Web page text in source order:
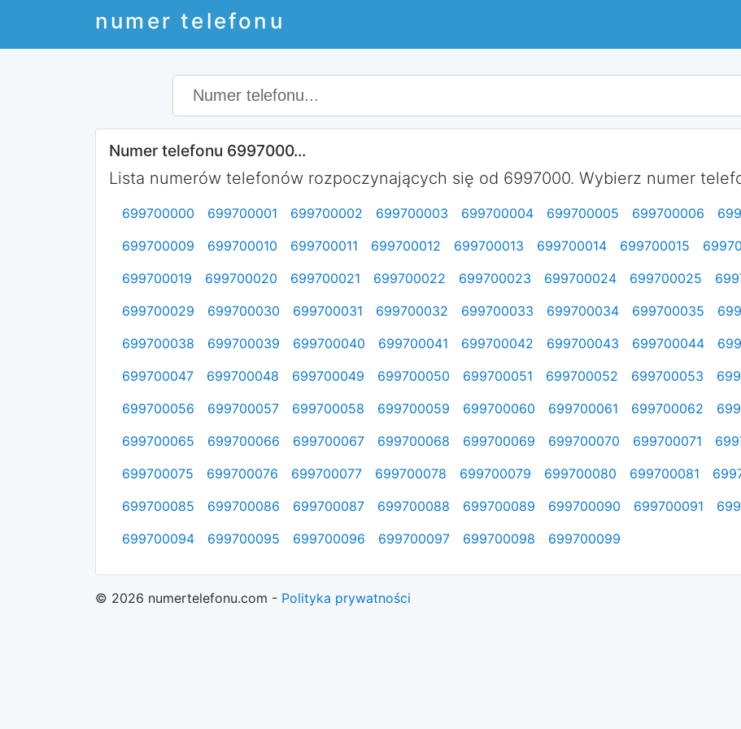
numer telefonu
Numer telefonu 6997000...
Lista numerów telefonów rozpoczynających się od 6997000. Wybierz numer
699700000 699700001 699700002 699700003 699700004 699700005 699700006
699700009
699700010 699700011 699700012 699700013 699700014 699700015
699700019
699700020 699700021 699700022 699700023 699700024 699700025
699700029
699700030 699700031 699700032 699700033 699700034 699700035
699700038
699700039 699700040 699700041 699700042 699700043 699700044
699700047
699700048 699700049 699700050 699700051 699700052 699700053
699700056
699700057 699700058 699700059 699700060 699700061 699700062
699700065
699700066 699700067 699700068 699700069 699700070 699700071
699700075
699700076 699700077 699700078 699700079 699700080 699700081
699700085
699700086 699700087 699700088 699700089 699700090 699700091
699700094
699700095 699700096 699700097 699700098 699700099
© 2026 numertelefonu.com - Polityka prywatności